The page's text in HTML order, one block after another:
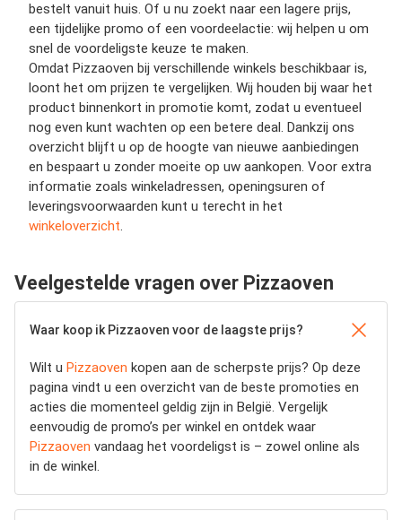
bestelt vanuit huis. Of u nu zoekt naar een lagere prijs,
een tijdelijke promo of een voordeelactie: wij helpen u om
snel de voordeligste keuze te maken.
Omdat Pizzaoven bij verschillende winkels beschikbaar is,
loont het om prijzen te vergelijken. Wij houden bij waar het
product binnenkort in promotie komt, zodat u eventueel
nog even kunt wachten op een betere deal. Dankzij ons
overzicht blijft u op de hoogte van nieuwe aanbiedingen
en bespaart u zonder moeite op uw aankopen. Voor extra
informatie zoals winkeladressen, openingsuren of
leveringsvoorwaarden kunt u terecht in het
winkeloverzicht.
Veelgestelde vragen over Pizzaoven
Waar koop ik Pizzaoven voor de laagste prijs?
Wilt u Pizzaoven kopen aan de scherpste prijs? Op deze
pagina vindt u een overzicht van de beste promoties en
acties die momenteel geldig zijn in België. Vergelijk
eenvoudig de promo’s per winkel en ontdek waar
Pizzaoven vandaag het voordeligst is – zowel online als
in de winkel.